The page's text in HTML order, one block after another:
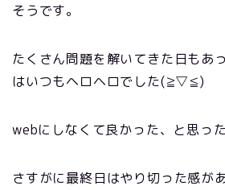
そうです。
たくさん問題を解いてきた日もあ
はいつもヘロヘロでした(≧▽≦)
webにしなくて良かった、と思った
さすがに最終日はやり切った感が